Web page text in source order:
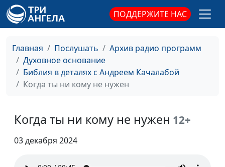
ПОДДЕРЖИТЕ НАС
Главная Послушать
Архив радио программ
Духовное основание
Библия в деталях с Андреем Качалабой
Когда ты ни кому не нужен
Когда ты ни кому не нужен 12+
03 декабря 2024
Жизнь без
ограничений
Андрей Качалаба,
священнослужитель
#126
Принцип
справедливости
священнослужитель
Секреты позитива
Андрей Качалаба,
священнослужитель
священнослужитель
Рождение свыше